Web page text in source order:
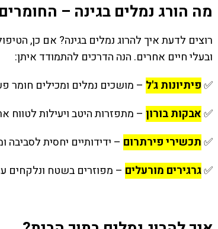
מה הורג נמלים בגינה –
רוצים לדעת איך להרוג נמלים בגינה? אם כן,
ובעלי חיים אחרים. הנה הדרכים להתמודד איתן:
✅פיתיונות ג'ל – מושכים נמלים ומכילים חומר
✅אבקות בורון – מתפזרות היטב ויעילות לטווח
✅תכשירי פירתרום – ידידותיים יחסית לסביבה
✅גרגירים מורעלים – מפוזרים בשטח ונלקחים